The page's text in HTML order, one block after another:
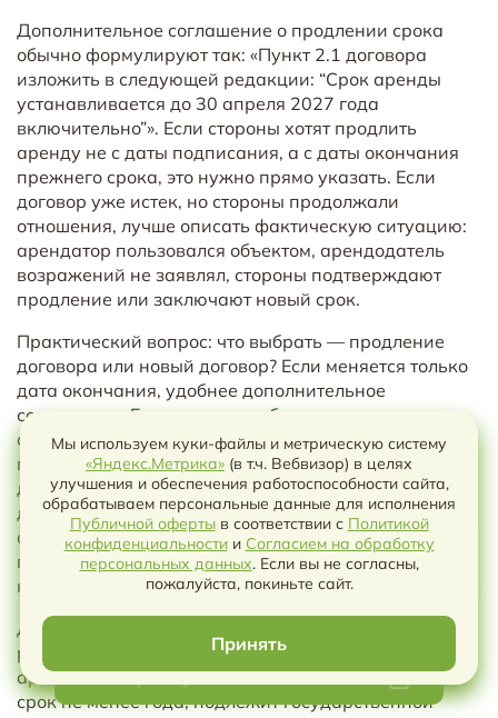
Дополнительное соглашение о продлении срока
обычно формулируют так: «Пункт 2.1 договора
изложить в следующей редакции: “Срок аренды
устанавливается до 30 апреля 2027 года
включительно”». Если стороны хотят продлить
аренду не с даты подписания, а с даты окончания
прежнего срока, это нужно прямо указать. Если
договор уже истек, но стороны продолжали
отношения, лучше описать фактическую ситуацию:
арендатор пользовался объектом, арендодатель
возражений не заявлял, стороны подтверждают
продление или заключают новый срок.
Практический вопрос: что выбрать — продление
договора или новый договор? Если меняется только
дата окончания, удобнее дополнительное
соглашение. Если меняется объект, плата,
обязанности, порядок ремонта, состав сторон и
приложения, иногда чище заключить новый
договор. Для бизнеса это важно, потому что старые
долги, обеспечительный платеж, акты, гарантийные
обязательства и переписка могут перейти в новый
период не автоматически, а только если это ясно
написано.
Для недвижимости ключевой вопрос —
регистрация. По пункту 2 статьи 651 ГК РФ договор
аренды здания или сооружения, заключенный на
срок не менее года, подлежит государственной
Мы используем куки-файлы и метрическую систему
«Яндекс.Метрика» (в т.ч. Вебвизор) в целях
улучшения и обеспечения работоспособности сайта,
обрабатываем персональные данные для исполнения
Публичной офертыв соответствии с Политикой
конфиденциальностии Согласием на обработку
персональных данных. Если вы не согласны,
пожалуйста, покиньте сайт.
Принять
Чат с ИИ
Выберите условия чтобы скачать